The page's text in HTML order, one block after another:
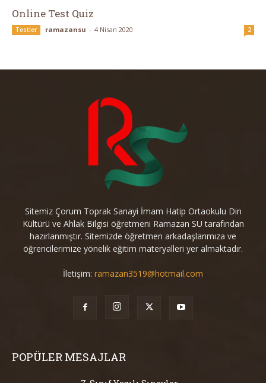
Online Test Quiz
Testler ramazansu - 4 Nisan 2020 2
Sitemiz Çorum Toprak Sanayi İmam Hatip Ortaokulu Din
Kültürü ve Ahlak Bilgisi öğretmeni Ramazan SU tarafından
hazırlanmıştır. Sitemizde öğretmen arkadaşlarımıza ve
öğrencilerimize yönelik eğitim materyalleri yer almaktadır.
İletişim: ramazan3519@hotmail.com
POPÜLER MESAJLAR